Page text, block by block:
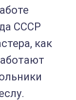
СССР
как